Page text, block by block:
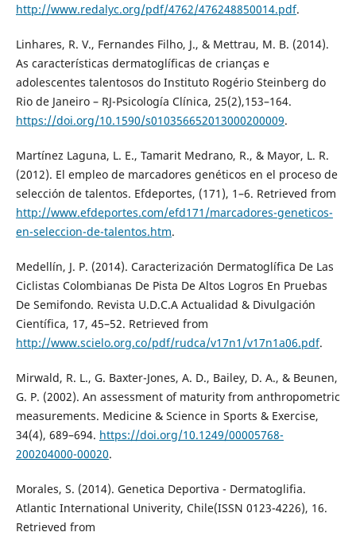
http://www.redalyc.org/pdf/4762/476248850014.pdf.
Linhares, R. V., Fernandes Filho, J., & Mettrau, M. B. (2014).
As características dermatoglíficas de crianças e
adolescentes talentosos do Instituto Rogério Steinberg do
Rio de Janeiro – RJ-Psicología Clínica, 25(2),153–164.
https://doi.org/10.1590/s010356652013000200009.
Martínez Laguna, L. E., Tamarit Medrano, R., & Mayor, L. R.
(2012). El empleo de marcadores genéticos en el proceso de
selección de talentos. Efdeportes, (171), 1–6. Retrieved from
http://www.efdeportes.com/efd171/marcadores-geneticos-
en-seleccion-de-talentos.htm.
Medellín, J. P. (2014). Caracterización Dermatoglífica De Las
Ciclistas Colombianas De Pista De Altos Logros En Pruebas
De Semifondo. Revista U.D.C.A Actualidad & Divulgación
Científica, 17, 45–52. Retrieved from
http://www.scielo.org.co/pdf/rudca/v17n1/v17n1a06.pdf.
Mirwald, R. L., G. Baxter-Jones, A. D., Bailey, D. A., & Beunen,
G. P. (2002). An assessment of maturity from anthropometric
measurements. Medicine & Science in Sports & Exercise,
34(4), 689–694. https://doi.org/10.1249/00005768-
200204000-00020.
Morales, S. (2014). Genetica Deportiva - Dermatoglifia.
Atlantic International Univerity, Chile(ISSN 0123-4226), 16.
Retrieved from